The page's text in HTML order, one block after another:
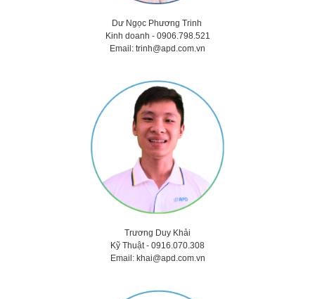
Dư Ngọc Phương Trinh
Kinh doanh - 0906.798.521
Email: trinh@apd.com.vn
Trương Duy Khải
Kỹ Thuật - 0916.070.308
Email: khai@apd.com.vn